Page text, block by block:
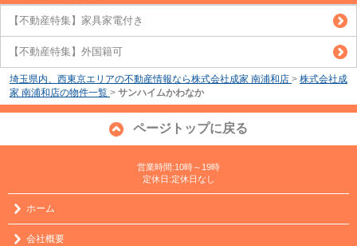
【不動産特集】家具家電付き
【不動産特集】外国籍可
埼玉県内、西東京エリアの不動産情報なら株式会社成家 南浦和店 > 株式会社成
家 南浦和店の物件一覧 > サンハイムかわなか
ページトップに戻る
営業時間:10時～19時
定休日:定休日なし
ホーム
会社概要